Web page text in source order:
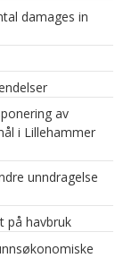
damages in
av
i Lillehammer
unndragelse
på havbruk